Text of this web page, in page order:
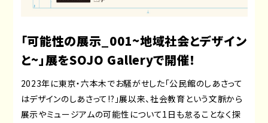
「可能性の展示_001~地域社会とデザイン
と~」展をSOJO Galleryで開催！
2023年に東京・六本木でお騒がせした「公民館のしあさって
はデザインのしあさって!?」展以来、社会教育という文脈から
展示やミュージアムの可能性について1日も怠ることなく探